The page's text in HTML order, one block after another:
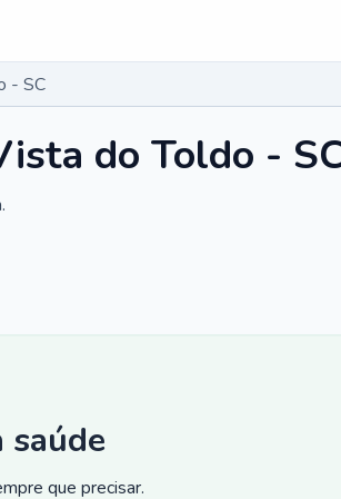
- SC
do Toldo -
saúde
que precisar.